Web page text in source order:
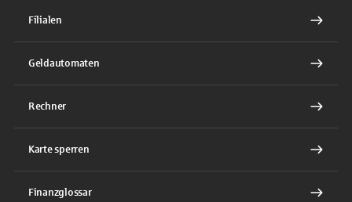
Filialen
Geldautomaten
Rechner
Karte sperren
Finanzglossar